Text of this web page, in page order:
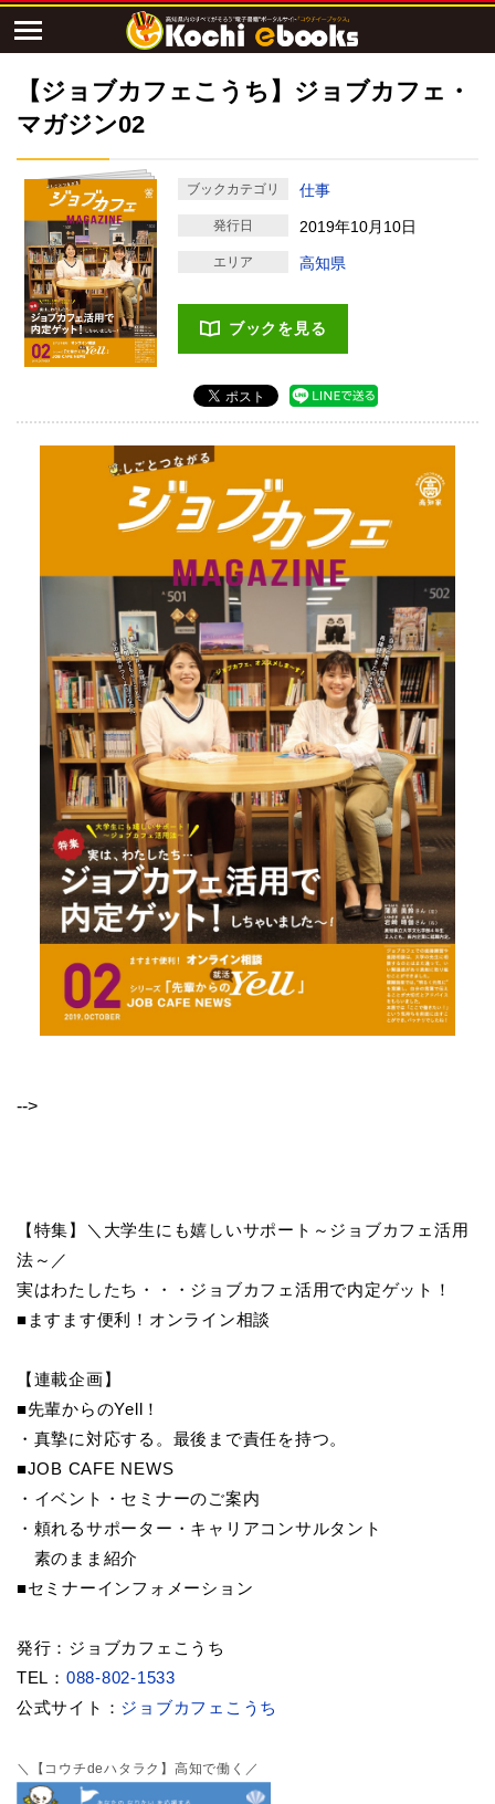
【ジョブカフェこうち】ジョブカフェ・
マガジン02
ブックカテゴリ 仕事
発行日 2019年10月10日
エリア 高知県
ブックを見る
-->
【特集】＼大学生にも嬉しいサポート～ジョブカフェ活用
法～／
実はわたしたち・・・ジョブカフェ活用で内定ゲット！
■ますます便利！オンライン相談
【連載企画】
■先輩からのYell！
・真摯に対応する。最後まで責任を持つ。
■JOB CAFE NEWS
・イベント・セミナーのご案内
・頼れるサポーター・キャリアコンサルタント
素のまま紹介
■セミナーインフォメーション
発行：ジョブカフェこうち
TEL： 088-802-1533
公式サイト： ジョブカフェこうち
＼【コウチdeハタラク】高知で働く／